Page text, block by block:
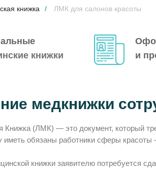
книжка / ЛМК для салонов красоты
книжки
и
медкнижки
Книжка (ЛМК) — это документ, который
иметь обязаны работники сферы
книжки заявителю потребуется